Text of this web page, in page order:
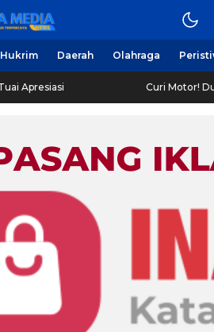
Hukrim Daerah Olahraga
Curi Motor! Dua Warga